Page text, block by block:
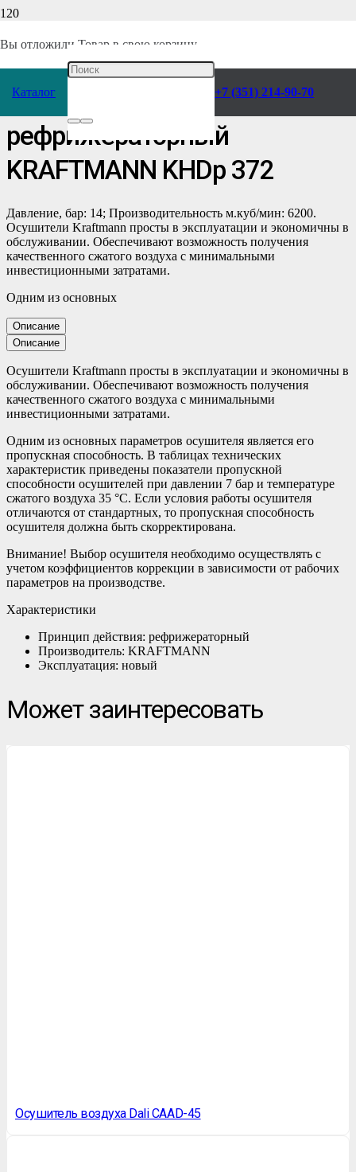
Вы отложили Товар в свою корзину.
Каталог +7 (351) 214-90-70
Главная/Каталог/Компрессоры/Воздухоподготовка
Осушитель воздуха
рефрижераторный
KRAFTMANN KHDp 372
Давление, бар: 14; Производительность м.куб/мин: 6200.
Осушители Kraftmann просты в эксплуатации и экономичны в
обслуживании. Обеспечивают возможность получения
качественного сжатого воздуха с минимальными
инвестиционными затратами.
Одним из основных
Описание
Описание
Осушители Kraftmann просты в эксплуатации и экономичны в
обслуживании. Обеспечивают возможность получения
качественного сжатого воздуха с минимальными
инвестиционными затратами.
Одним из основных параметров осушителя является его
пропускная способность. В таблицах технических
характеристик приведены показатели пропускной
способности осушителей при давлении 7 бар и температуре
сжатого воздуха 35 °С. Если условия работы осушителя
отличаются от стандартных, то пропускная способность
осушителя должна быть скорректирована.
Внимание! Выбор осушителя необходимо осуществлять с
учетом коэффициентов коррекции в зависимости от рабочих
параметров на производстве.
Характеристики
Принцип действия: рефрижераторный
Производитель: KRAFTMANN
Эксплуатация: новый
Может заинтересовать
Осушитель воздуха Dali CAAD-45